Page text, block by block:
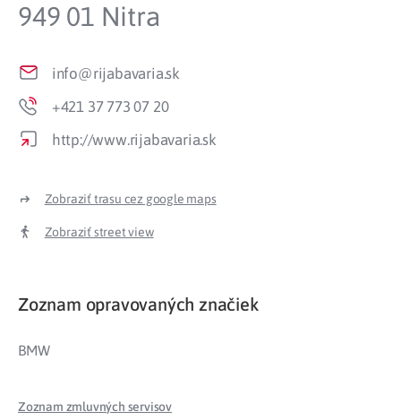
949 01 Nitra
info@rijabavaria.sk
+421 37 773 07 20
http://www.rijabavaria.sk
Zobraziť trasu cez google maps
Zobraziť street view
Zoznam opravovaných značiek
BMW
Zoznam zmluvných servisov